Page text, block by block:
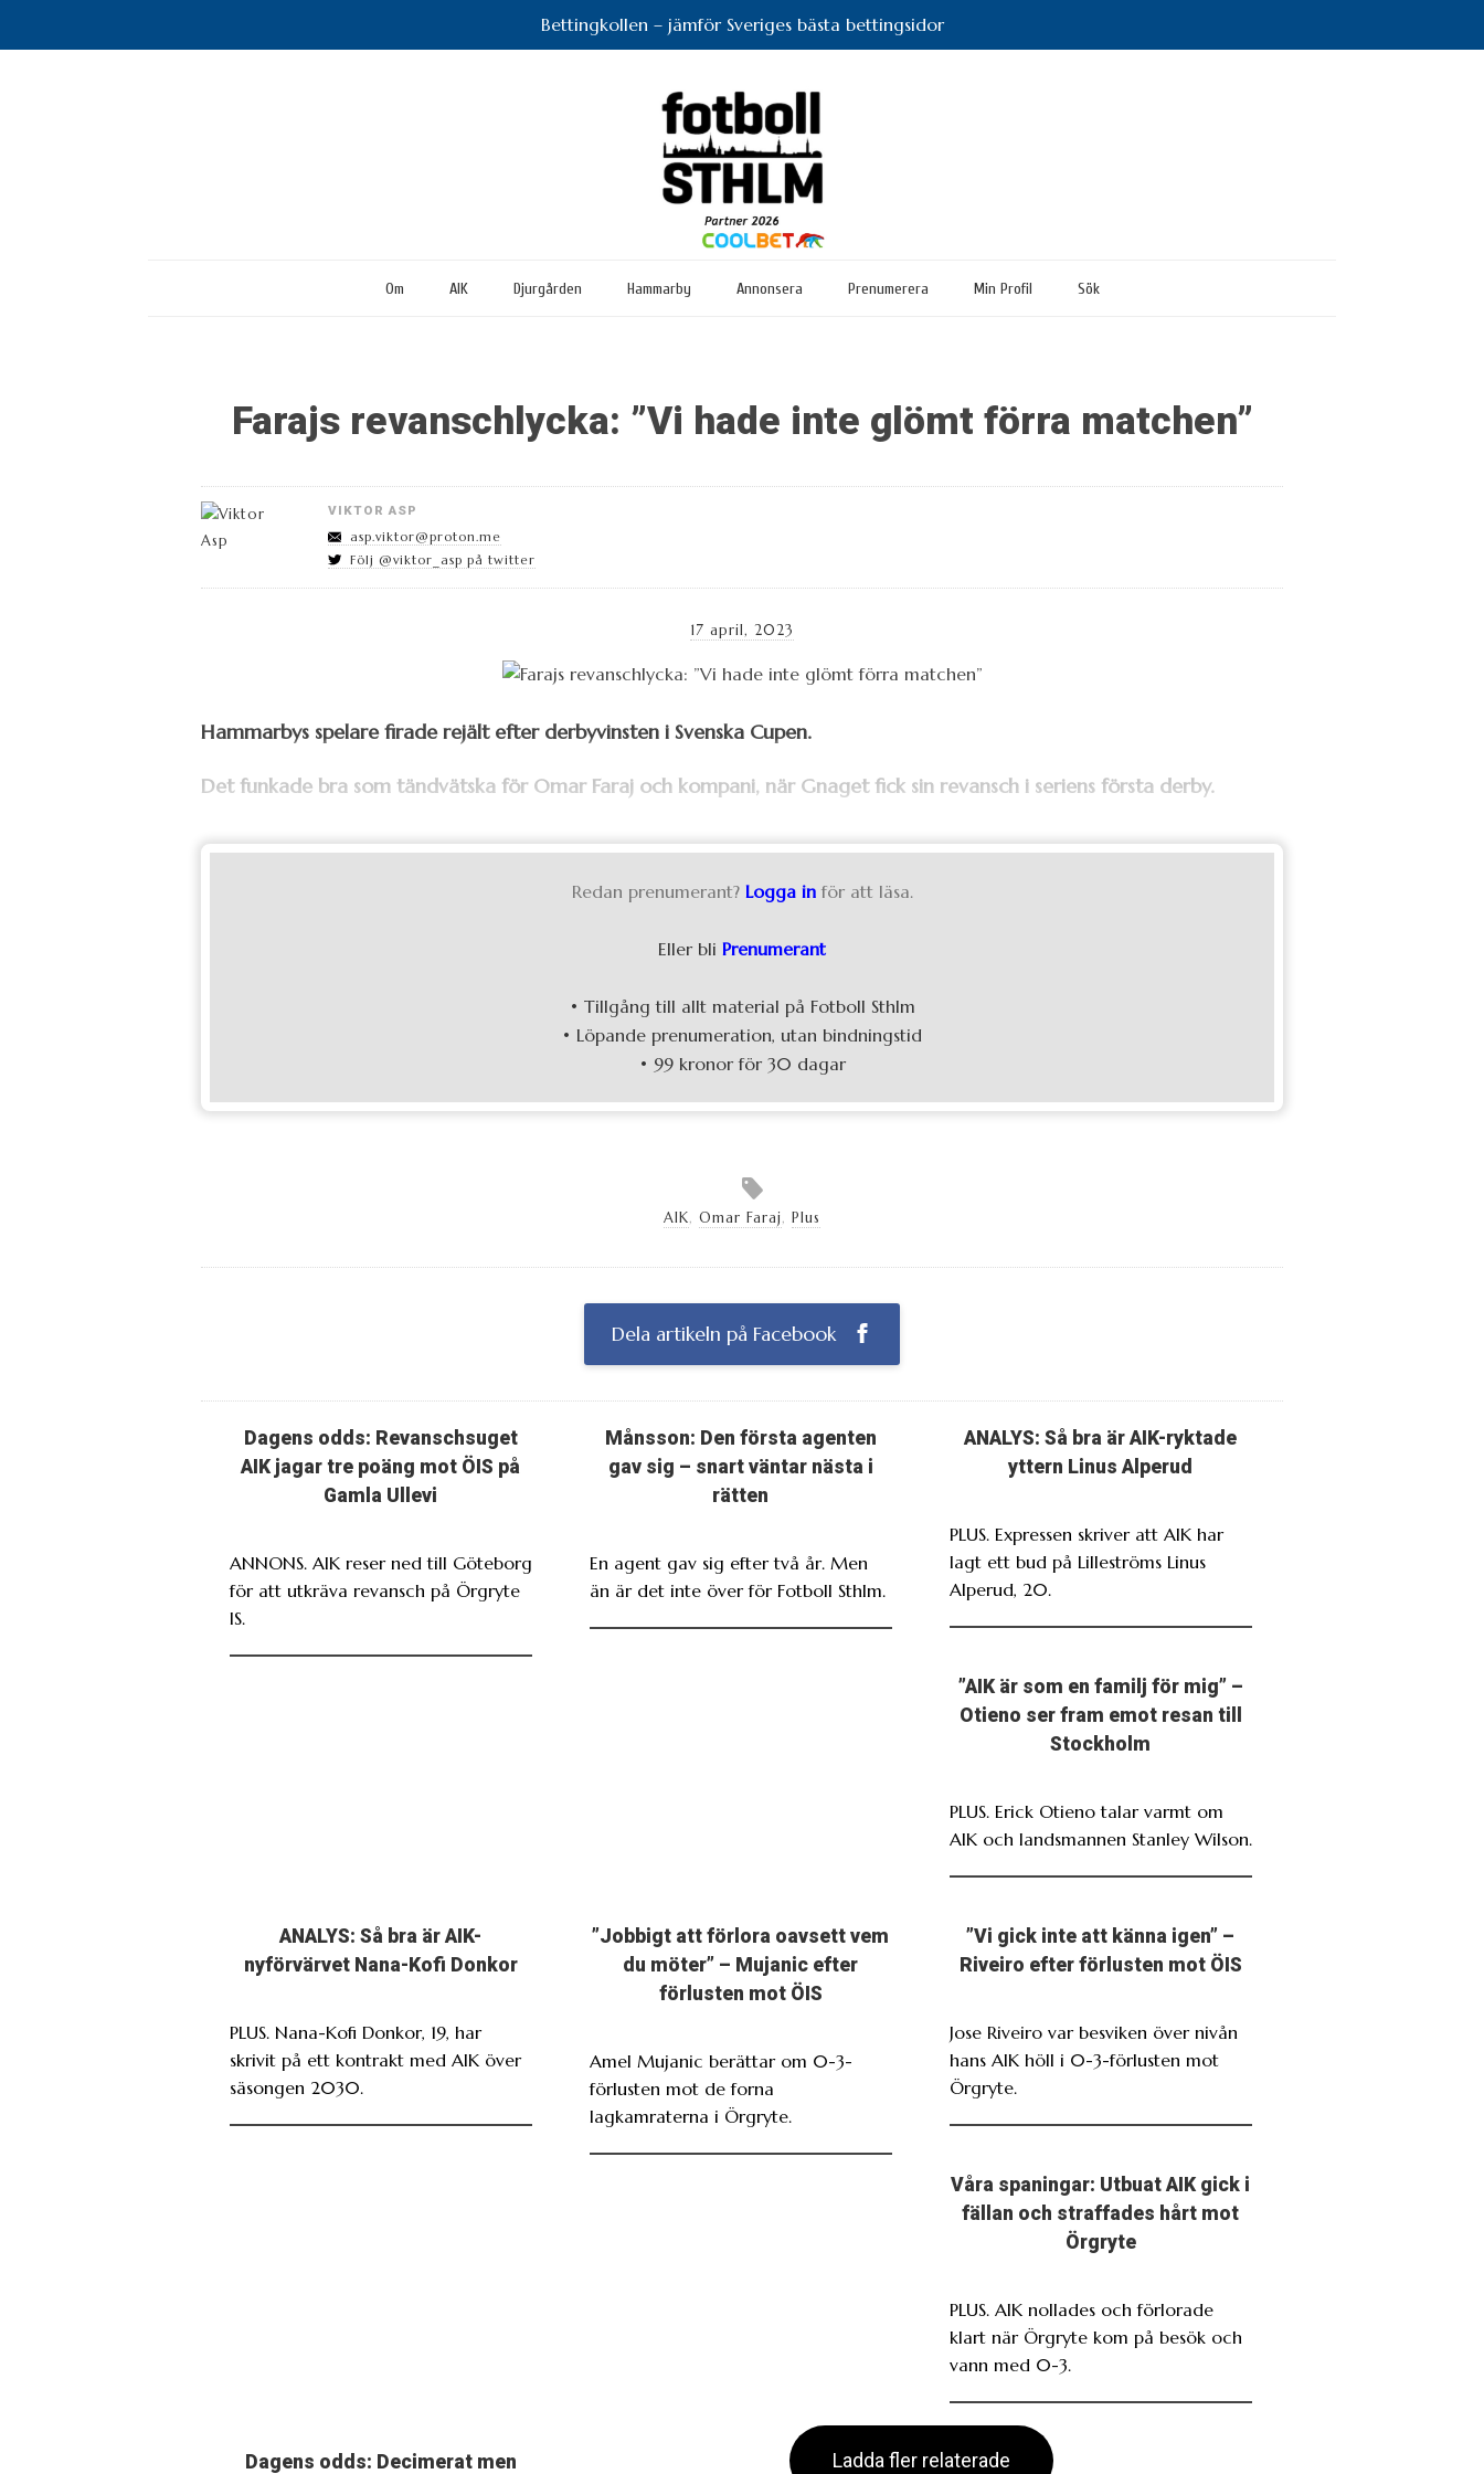
Bettingkollen – jämför Sveriges bästa bettingsidor
Om AIK Djurgården Hammarby Annonsera Prenumerera Min Profil Sök
Farajs revanschlycka: ”Vi hade inte glömt förra matchen”
VIKTOR ASP
asp.viktor@proton.me
Följ @viktor_asp på twitter
17 april, 2023
Hammarbys spelare firade rejält efter derbyvinsten i Svenska Cupen.
Det funkade bra som tändvätska för Omar Faraj och kompani, när Gnaget fick sin revansch i seriens första derby.
Redan prenumerant? Logga in för att läsa.
Eller bli Prenumerant
• Tillgång till allt material på Fotboll Sthlm
• Löpande prenumeration, utan bindningstid
• 99 kronor för 30 dagar
AIK, Omar Faraj, Plus
Dela artikeln på Facebook
Dagens odds: Revanschsuget
AIK jagar tre poäng mot ÖIS på
Gamla Ullevi
ANNONS. AIK reser ned till Göteborg
för att utkräva revansch på Örgryte
IS.
Månsson: Den första agenten
gav sig – snart väntar nästa i
rätten
En agent gav sig efter två år. Men
än är det inte över för Fotboll Sthlm.
ANALYS: Så bra är AIK-ryktade
yttern Linus Alperud
PLUS. Expressen skriver att AIK har
lagt ett bud på Lilleströms Linus
Alperud, 20.
”AIK är som en familj för mig” –
Otieno ser fram emot resan till
Stockholm
PLUS. Erick Otieno talar varmt om
AIK och landsmannen Stanley Wilson.
ANALYS: Så bra är AIK-
nyförvärvet Nana-Kofi Donkor
PLUS. Nana-Kofi Donkor, 19, har
skrivit på ett kontrakt med AIK över
säsongen 2030.
”Jobbigt att förlora oavsett vem
du möter” – Mujanic efter
förlusten mot ÖIS
Amel Mujanic berättar om 0-3-
förlusten mot de forna
lagkamraterna i Örgryte.
”Vi gick inte att känna igen” –
Riveiro efter förlusten mot ÖIS
Jose Riveiro var besviken över nivån
hans AIK höll i 0-3-förlusten mot
Örgryte.
Våra spaningar: Utbuat AIK gick i
fällan och straffades hårt mot
Örgryte
PLUS. AIK nollades och förlorade
klart när Örgryte kom på besök och
vann med 0-3.
Dagens odds: Decimerat men Ladda fler relaterade